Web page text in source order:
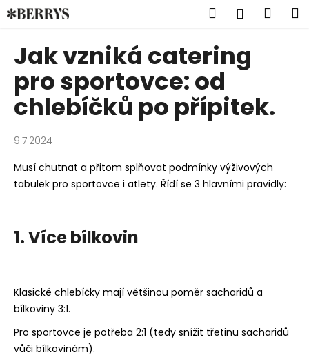
Přejít
na
obsah
Hledat
Jak vzniká catering
pro sportovce: od
chlebíčků po přípitek.
9.7.2024
Musí chutnat a přitom splňovat podmínky výživových
tabulek pro sportovce i atlety. Řídí se 3 hlavními pravidly:
1. Více bílkovin
Klasické chlebíčky mají většinou poměr sacharidů a
bílkoviny 3:1.
Pro sportovce je potřeba 2:1 (tedy snížit třetinu sacharidů
vůči bílkovinám).
K
o
C
o
p
t
ř
e
j
e
n
a
j